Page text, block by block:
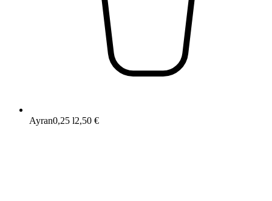
Ayran0,25 l2,50 €